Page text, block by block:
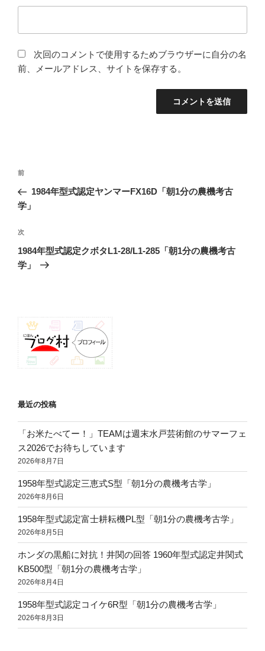
次回のコメントで使用するためブラウザーに自分の名
前、メールアドレス、サイトを保存する。
投
ナ
ゲ
ー
シ
前
の
投
前
1984年型式認定ヤンマーFX16D「朝1分の農機考古
学」
次
の
投
次
1984年型式認定クボタL1-28/L1-285「朝1分の農機考古
学」
最近の投稿
「お米たべてー！」TEAMは週末水戸芸術館のサマーフェ
ス2026でお待ちしています
2026年8月7日
1958年型式認定三恵式S型「朝1分の農機考古学」
2026年8月6日
1958年型式認定富士耕耘機PL型「朝1分の農機考古学」
2026年8月5日
ホンダの黒船に対抗！井関の回答 1960年型式認定井関式
KB500型「朝1分の農機考古学」
2026年8月4日
1958年型式認定コイケ6R型「朝1分の農機考古学」
2026年8月3日